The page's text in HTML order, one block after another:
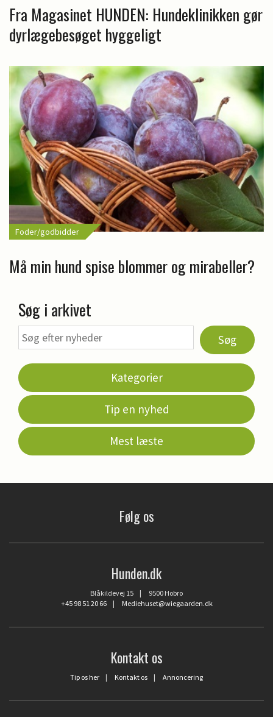
Fra Magasinet HUNDEN: Hundeklinikken gør
dyrlægebesøget hyggeligt
Foder/godbidder
Må min hund spise blommer og mirabeller?
Søg i arkivet
Søg
Kategorier
Tip en nyhed
Mest læste
Følg os
Hunden.dk
Blåkildevej 15 | 9500 Hobro
+45 98 51 20 66| Mediehuset@wiegaarden.dk
Kontakt os
Tip os her | Kontakt os | Annoncering